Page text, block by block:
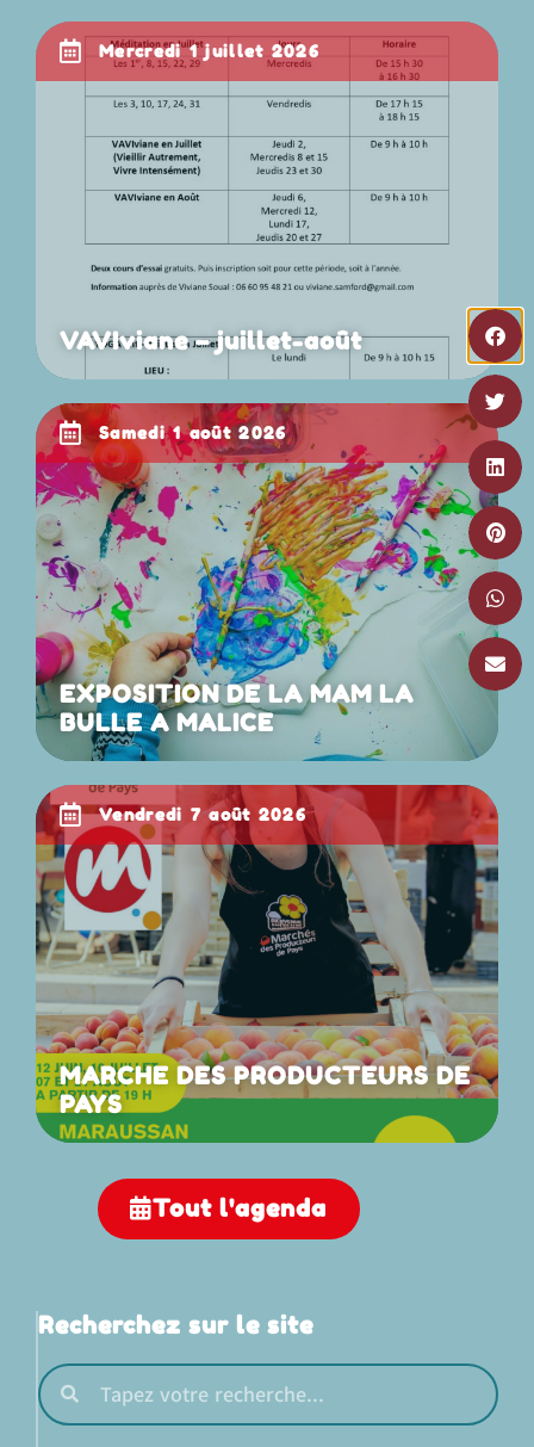
mercredi 1 juillet 2026
VAVIviane – juillet-août
samedi 1 août 2026
EXPOSITION DE LA MAM LA
BULLE A MALICE
vendredi 7 août 2026
MARCHE DES PRODUCTEURS DE
PAYS
Tout l'agenda
Recherchez sur le site